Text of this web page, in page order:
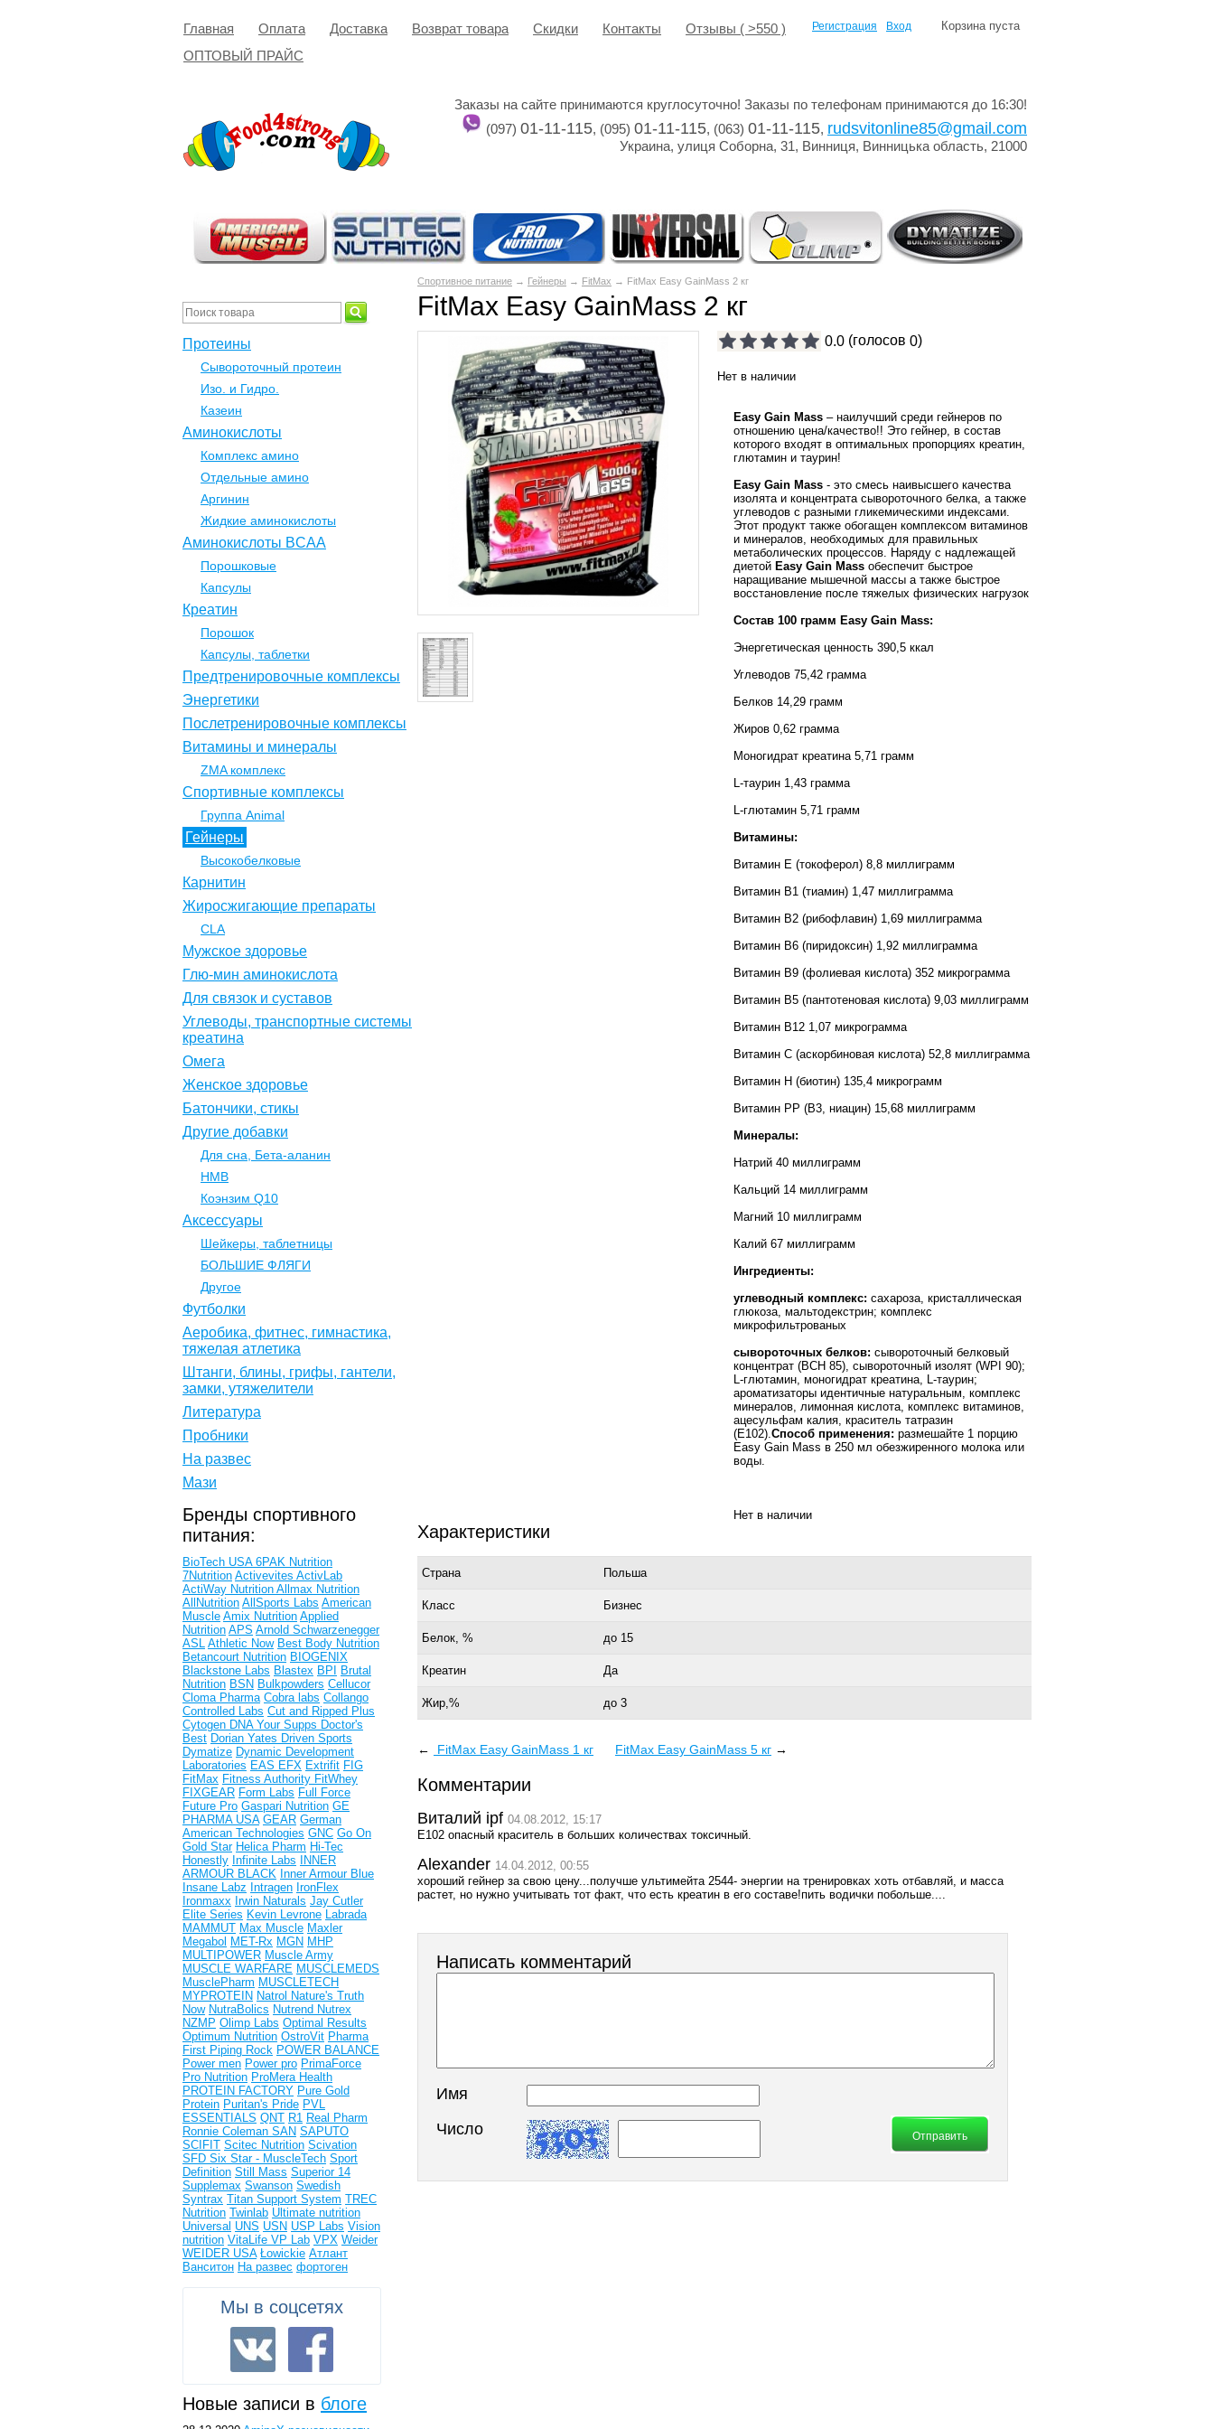
Главная Оплата Доставка Возврат товара Cкидки Контакты
Отзывы ( >550 )
ОПТОВЫЙ ПРАЙС
Корзина пуста
Регистрация Вход
Заказы на сайте принимаются круглосуточно! Заказы по телефонам принимаются до 16:30!
(097) 01-11-115, (095) 01-11-115, (063) 01-11-115, rudsvitonline85@gmail.com
Украина, улиця Соборна, 31, Винниця, Винницька область, 21000
Спортивное питание → Гейнеры → FitMax → FitMax Easy GainMass 2 кг
FitMax Easy GainMass 2 кг
0.0 (голосов 0)
Нет в наличии
Easy Gain Mass – наилучший среди гейнеров по
отношению цена/качество!! Это гейнер, в состав
которого входят в оптимальных пропорциях креатин,
глютамин и таурин!
Easy Gain Mass - это смесь наивысшего качества
изолята и концентрата сывороточного белка, а также
углеводов с разными гликемическими индексами.
Этот продукт также обогащен комплексом витаминов
и минералов, необходимых для правильных
метаболических процессов. Наряду с надлежащей
диетой Easy Gain Mass обеспечит быстрое
наращивание мышечной массы а также быстрое
восстановление после тяжелых физических нагрузок
Состав 100 грамм Easy Gain Mass:
Энергетическая ценность 390,5 ккал
Углеводов 75,42 грамма
Белков 14,29 грамм
Жиров 0,62 грамма
Моногидрат креатина 5,71 грамм
L-таурин 1,43 грамма
L-глютамин 5,71 грамм
Витамины:
Витамин Е (токоферол) 8,8 миллиграмм
Витамин В1 (тиамин) 1,47 миллиграмма
Витамин В2 (рибофлавин) 1,69 миллиграмма
Витамин В6 (пиридоксин) 1,92 миллиграмма
Витамин В9 (фолиевая кислота) 352 микрограмма
Витамин В5 (пантотеновая кислота) 9,03 миллиграмм
Витамин В12 1,07 микрограмма
Витамин С (аскорбиновая кислота) 52,8 миллиграмма
Витамин Н (биотин) 135,4 микрограмм
Витамин РР (В3, ниацин) 15,68 миллиграмм
Минералы:
Натрий 40 миллиграмм
Кальций 14 миллиграмм
Магний 10 миллиграмм
Калий 67 миллиграмм
Ингредиенты:
углеводный комплекс: сахароза, кристаллическая
глюкоза, мальтодекстрин; комплекс
микрофильтрованых
сывороточных белков: сывороточный белковый
концентрат (ВСН 85), сывороточный изолят (WPI 90);
L-глютамин, моногидрат креатина, L-таурин;
ароматизаторы идентичные натуральным, комплекс
минералов, лимонная кислота, комплекс витаминов,
ацесульфам калия, краситель татразин
(E102).Способ применения: размешайте 1 порцию
Easy Gain Mass в 250 мл обезжиренного молока или
воды.
Нет в наличии
Характеристики
Страна Польша
Класс Бизнес
Белок, % до 15
Креатин Да
Жир,% до 3
← FitMax Easy GainMass 1 кг FitMax Easy GainMass 5 кг →
Комментарии
Виталий iрf 04.08.2012, 15:17
Е102 опасный краситель в больших количествах токсичный.
Alexander 14.04.2012, 00:55
хороший гейнер за свою цену...получше ультимейта 2544- энергии на тренировках хоть отбавляй, и масса
растет, но нужно учитывать тот факт, что есть креатин в его составе!пить водички побольше....
Написать комментарий
Имя
Число
Протеины
Сывороточный протеин
Изо. и Гидро.
Казеин
Аминокислоты
Комплекс амино
Отдельные амино
Аргинин
Жидкие аминокислоты
Аминокислоты BCAA
Порошковые
Капсулы
Креатин
Порошок
Капсулы, таблетки
Предтренировочные комплексы
Энергетики
Послетренировочные комплексы
Витамины и минералы
ZMA комплекс
Спортивные комплексы
Группа Animal
Гейнеры
Высокобелковые
Карнитин
Жиросжигающие препараты
CLA
Мужское здоровье
Глю-мин аминокислота
Для связок и суставов
Углеводы, транспортные системы
креатина
Омега
Женское здоровье
Батончики, стикы
Другие добавки
Для сна, Бета-аланин
НМВ
Коэнзим Q10
Аксессуары
Шейкеры, таблетницы
БОЛЬШИЕ ФЛЯГИ
Другое
Футболки
Аеробика, фитнес, гимнастика,
тяжелая атлетика
Штанги, блины, грифы, гантели,
замки, утяжелители
Литература
Пробники
На развес
Мази
Бренды спортивного
питания:
BioTech USA 6PAK Nutrition
7Nutrition Activevites ActivLab
ActiWay Nutrition Allmax Nutrition
AllNutrition AllSports Labs American
Muscle Amix Nutrition Applied
Nutrition APS Arnold Schwarzenegger
ASL Athletic Now Best Body Nutrition
Betancourt Nutrition BIOGENIX
Blackstone Labs Blastex BPI
Brutal
Nutrition BSN Bulkpowders Cellucor
Cloma Pharma Cobra labs Collango
Controlled Labs Cut and Ripped Plus
Cytogen DNA Your Supps Doctor's
Best Dorian Yates Driven Sports
Dymatize Dynamic Development
Laboratories EAS EFX Extrifit FIG
FitMax Fitness Authority FitWhey
FIXGEAR Form Labs Full Force
Future Pro Gaspari Nutrition GE
PHARMA USA GEAR German
American Technologies GNC Go On
Gold Star Helica Pharm Hi-Tec
Honestly Infinite Labs
INNER
ARMOUR BLACK Inner Armour Blue
Insane Labz Intragen IronFlex
Ironmaxx Irwin Naturals Jay Cutler
Elite Series Kevin Levrone Labrada
MAMMUT Max Muscle Maxler
Megabol MET-Rx MGN MHP
MULTIPOWER Muscle Army
MUSCLE WARFARE MUSCLEMEDS
MusclePharm MUSCLETECH
MYPROTEIN Natrol Nature's Truth
Now NutraBolics Nutrend Nutrex
NZMP Olimp Labs Optimal Results
Optimum Nutrition OstroVit Pharma
First Piping Rock POWER BALANCE
Power men Power pro PrimaForce
Pro Nutrition ProMera Health
PROTEIN FACTORY Pure Gold
Protein Puritan's Pride PVL
ESSENTIALS QNT R1 Real Pharm
Ronnie Coleman SAN SAPUTO
SCIFIT Scitec Nutrition Scivation
SFD Six Star - MuscleTech Sport
Definition Still Mass Superior 14
Supplemax Swanson Swedish
Syntrax Titan Support System TREC
Nutrition Twinlab Ultimate nutrition
Universal UNS USN USP Labs Vision
nutrition VitaLife VP Lab VPX Weider
WEIDER USA Łowickie Атлант
Ванситон На развес фортоген
Мы в соцсетях
Новые записи в блоге